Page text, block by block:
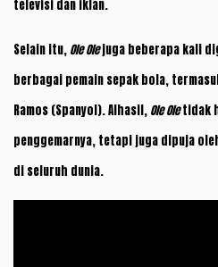
televisi dan iklan.
Selain itu, Ole Olejuga beberapa kali
berbagai pemain sepak bola,
Ramos (Spanyol). Alhasil, Ole Oletidak
penggemarnya, tetapi juga dipuja
di seluruh dunia.